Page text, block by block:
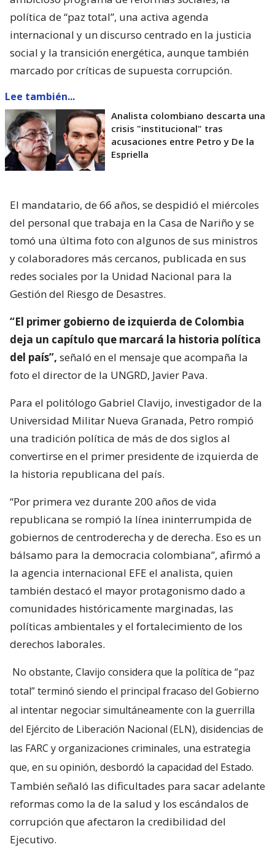
política de “paz total”, una activa agenda
internacional y un discurso centrado en la justicia
social y la transición energética, aunque también
marcado por críticas de supuesta corrupción.
Lee también...
Analista colombiano descarta una
crisis "institucional" tras
acusaciones entre Petro y De la
Espriella
El mandatario, de 66 años, se despidió el miércoles
del personal que trabaja en la Casa de Nariño y se
tomó una última foto con algunos de sus ministros
y colaboradores más cercanos, publicada en sus
redes sociales por la Unidad Nacional para la
Gestión del Riesgo de Desastres.
“El primer gobierno de izquierda de Colombia
deja un capítulo que marcará la historia política
del país”, señaló en el mensaje que acompaña la
foto el director de la UNGRD, Javier Pava.
Para el politólogo Gabriel Clavijo, investigador de la
Universidad Militar Nueva Granada, Petro rompió
una tradición política de más de dos siglos al
convertirse en el primer presidente de izquierda de
la historia republicana del país.
“Por primera vez durante 200 años de vida
republicana se rompió la línea ininterrumpida de
gobiernos de centroderecha y de derecha. Eso es un
bálsamo para la democracia colombiana”, afirmó a
la agencia internacional EFE el analista, quien
también destacó el mayor protagonismo dado a
comunidades históricamente marginadas, las
políticas ambientales y el fortalecimiento de los
derechos laborales.
No obstante, Clavijo considera que la política de “paz
total” terminó siendo el principal fracaso del Gobierno
al intentar negociar simultáneamente con la guerrilla
del Ejército de Liberación Nacional (ELN), disidencias de
las FARC y organizaciones criminales, una estrategia
que, en su opinión, desbordó la capacidad del Estado.
También señaló las dificultades para sacar adelante
reformas como la de la salud y los escándalos de
corrupción que afectaron la credibilidad del
Ejecutivo.